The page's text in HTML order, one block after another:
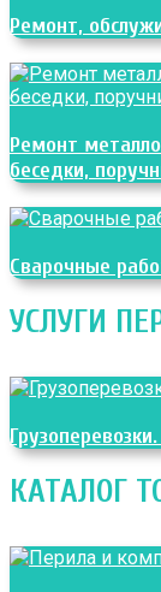
Ремонт,
Ремонт
беседки,
Сварочные
УСЛУГИ
КАТАЛОГ